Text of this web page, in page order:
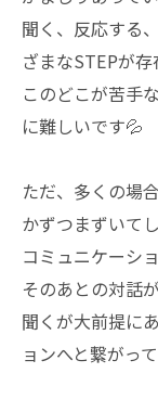
聞く、反応する
ざまなSTEPが存
このどこが苦手
に難しいです💦
ただ、多くの場
かずつまずいて
コミュニケーシ
そのあとの対話
聞くが大前提に
ョンへと繋がっ